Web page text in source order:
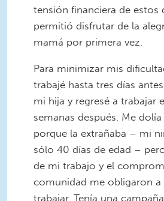
tensión financiera de estos
permitió disfrutar de la
mamá por primera vez.
Para minimizar mis
trabajé hasta tres días
mi hija y regresé a trabajar
semanas después. Me
porque la extrañaba – mi
sólo 40 días de edad –
de mi trabajo y el
comunidad me obligaron a
trabajar. Tenía una